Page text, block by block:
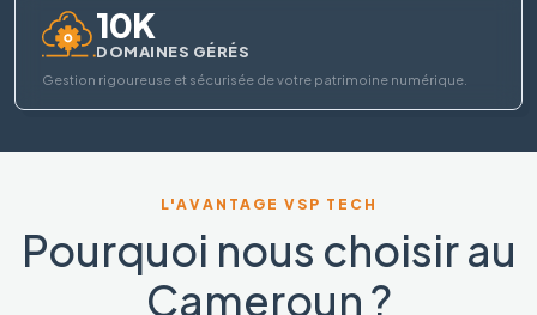
10K
DOMAINES GÉRÉS
Gestion rigoureuse et sécurisée de votre patrimoine numérique.
L'AVANTAGE VSP TECH
Pourquoi nous choisir au
Cameroun ?